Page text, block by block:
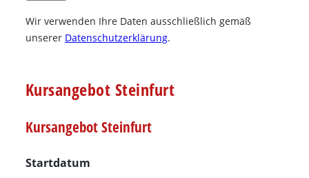
Wir verwenden Ihre Daten ausschließlich gemäß
unserer Datenschutzerklärung.
Kursangebot Steinfurt
Kursangebot Steinfurt
Startdatum